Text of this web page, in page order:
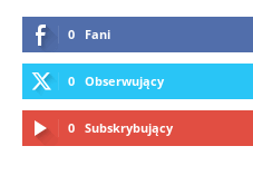
0 Fani
0 Obserwujący
0 Subskrybujący